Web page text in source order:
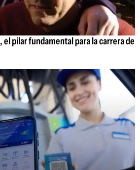
el pilar fundamental para la carrera de